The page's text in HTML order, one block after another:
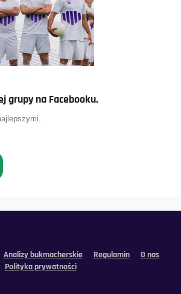
grupy na Facebooku.
Analizy bukmacherskie Regulamin
O nas
Polityka prywatności